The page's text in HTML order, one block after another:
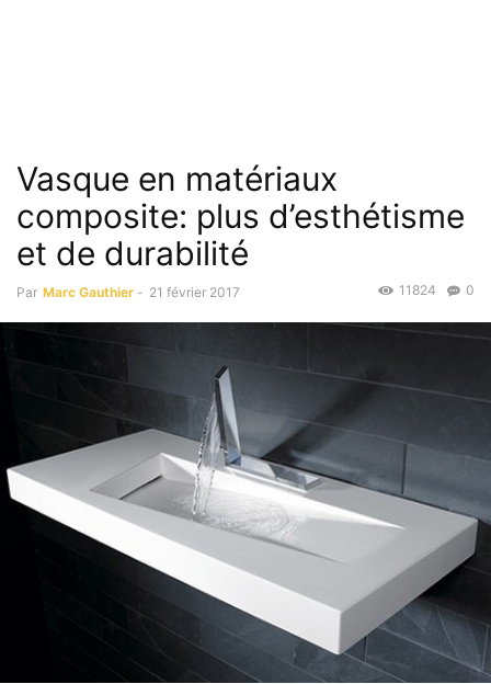
Vasque en matériaux
composite: plus d’esthétisme
et de durabilité
Par Marc Gauthier - 21 février 2017 0
11824